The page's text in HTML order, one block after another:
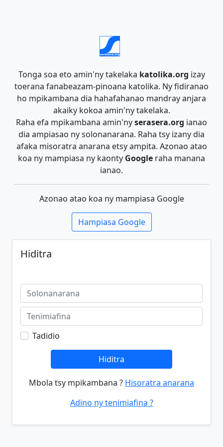
Tonga soa eto amin'ny takelaka katolika.org izay
toerana fanabeazam-pinoana katolika. Ny fidiranao
ho mpikambana dia hahafahanao mandray anjara
akaiky kokoa amin'ny takelaka.
Raha efa mpikambana amin'nyserasera.org ianao
dia ampiasao ny solonanarana. Raha tsy izany dia
afaka misoratra anarana etsy ampita. Azonao atao
koa ny mampiasa ny kaonty Google raha manana
ianao.
Azonao atao koa ny mampiasa Google
Hampiasa Google
Hiditra
Tadidio
Hiditra
Mbola tsy mpikambana ? Hisoratra anarana
Adino ny tenimiafina ?